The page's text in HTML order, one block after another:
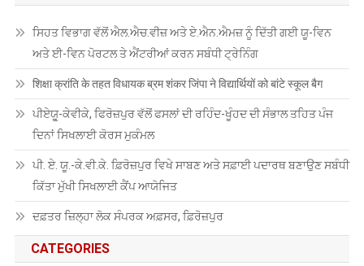
ਸਿਹਤ ਵਿਭਾਗ ਵੱਲੋਂ ਐਲ.ਐਚ.ਵੀਜ਼ ਅਤੇ ਏ.ਐਨ.ਐਮਜ਼ ਨੂੰ ਦਿੱਤੀ ਗਈ ਯੂ-ਵਿਨ
ਅਤੇ ਈ-ਵਿਨ ਪੋਰਟਲ ਤੇ ਐਂਟਰੀਆਂ ਕਰਨ ਸਬੰਧੀ ਟ੍ਰੇਨਿੰਗ
शिक्षा क्रांति के तहत विधायक ब्रम शंकर जिंपा ने विद्यार्थियों को बांटे स्कूल बैग
ਪੀਏਯੂੑ-ਕੇਵੀਕੇ, ਫਿਰੋਜ਼ਪੁਰ ਵੱਲੋਂ ਫਸਲਾਂ ਦੀ ਰਹਿੰਦ-ਖੂੰਹਦ ਦੀ ਸੰਭਾਲ ਤਹਿਤ ਪੰਜ
ਦਿਨਾਂ ਸਿਖਲਾਈ ਕੋਰਸ ਮੁਕੰਮਲ
ਪੀ. ਏ. ਯੂ.-ਕੇ.ਵੀ.ਕੇ. ਫ਼ਿਰੋਜ਼ਪੁਰ ਵਿਖੇ ਸਾਬਣ ਅਤੇ ਸਫ਼ਾਈ ਪਦਾਰਥ ਬਣਾਉਣ ਸਬੰਧੀ
ਕਿੱਤਾ ਮੁੱਖੀ ਸਿਖਲਾਈ ਕੈਂਪ ਆਯੋਜਿਤ
ਦਫ਼ਤਰ ਜ਼ਿਲ੍ਹਾ ਲੋਕ ਸੰਪਰਕ ਅਫ਼ਸਰ, ਫ਼ਿਰੋਜ਼ਪੁਰ
CATEGORIES